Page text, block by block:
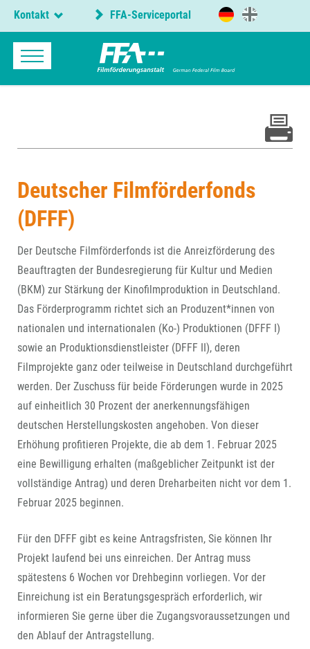
Kontakt FFA-Serviceportal
Deutscher Filmförderfonds
(DFFF)
Der Deutsche Filmförderfonds ist die Anreizförderung des
Beauftragten der Bundesregierung für Kultur und Medien
(BKM) zur Stärkung der Kinofilmproduktion in Deutschland.
Das Förderprogramm richtet sich an Produzent*innen von
nationalen und internationalen (Ko-) Produktionen (DFFF I)
sowie an Produktionsdienstleister (DFFF II), deren
Filmprojekte ganz oder teilweise in Deutschland durchgeführt
werden. Der Zuschuss für beide Förderungen wurde in 2025
auf einheitlich 30 Prozent der anerkennungsfähigen
deutschen Herstellungskosten angehoben. Von dieser
Erhöhung profitieren Projekte, die ab dem 1. Februar 2025
eine Bewilligung erhalten (maßgeblicher Zeitpunkt ist der
vollständige Antrag) und deren Dreharbeiten nicht vor dem 1.
Februar 2025 beginnen.
Für den DFFF gibt es keine Antragsfristen, Sie können Ihr
Projekt laufend bei uns einreichen. Der Antrag muss
spätestens 6 Wochen vor Drehbeginn vorliegen. Vor der
Einreichung ist ein Beratungsgespräch erforderlich, wir
informieren Sie gerne über die Zugangsvoraussetzungen und
den Ablauf der Antragstellung.